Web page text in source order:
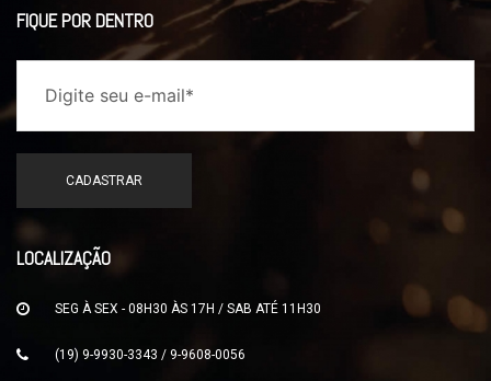
FIQUE POR DENTRO
LOCALIZAÇÃO
SEG À SEX - 08H30 ÀS 17H / SAB ATÉ 11H30
(19) 9-9930-3343 / 9-9608-0056